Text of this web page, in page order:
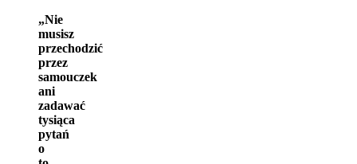
„Nie
musisz
przechodzić
przez
samouczek
ani
zadawać
tysiąca
pytań
o